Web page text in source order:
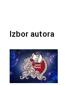
Izbor autora